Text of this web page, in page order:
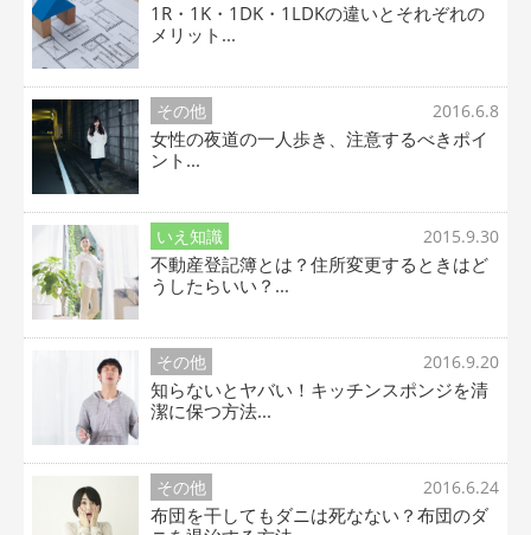
1R・1K・1DK・1LDKの違いとそれぞれの
メリット...
その他 2016.6.8
女性の夜道の一人歩き、注意するべきポイ
ント...
いえ知識 2015.9.30
不動産登記簿とは？住所変更するときはど
うしたらいい？...
その他 2016.9.20
知らないとヤバい！キッチンスポンジを清
潔に保つ方法...
その他 2016.6.24
布団を干してもダニは死なない？布団のダ